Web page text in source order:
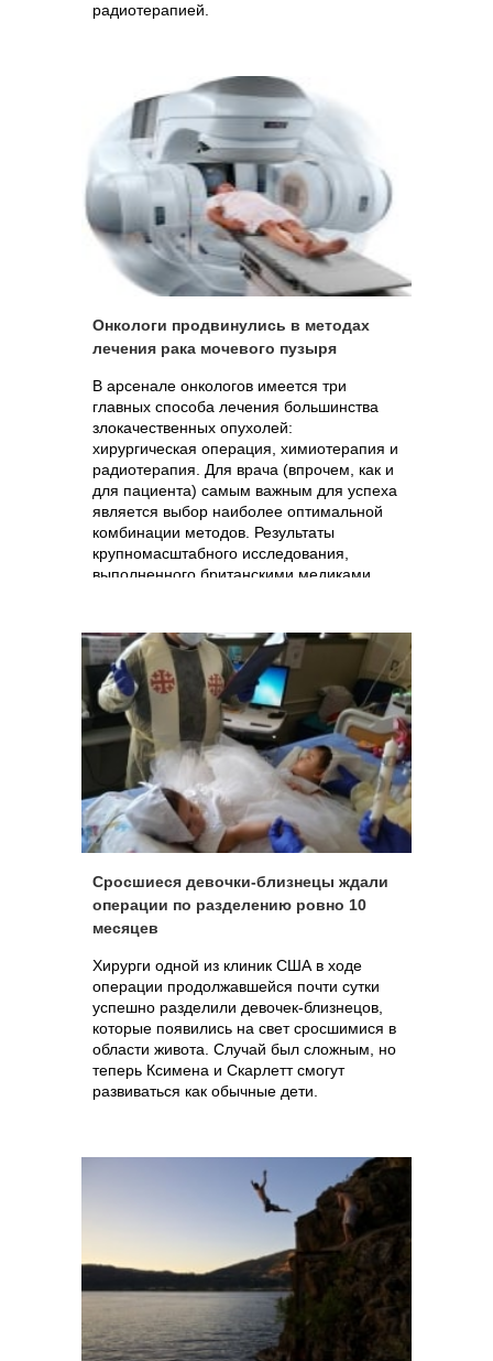
радиотерапией.
Онкологи продвинулись в методах
лечения рака мочевого пузыря
В арсенале онкологов имеется три
главных способа лечения большинства
злокачественных опухолей:
хирургическая операция, химиотерапия и
радиотерапия. Для врача (впрочем, как и
для пациента) самым важным для успеха
является выбор наиболее оптимальной
комбинации методов. Результаты
крупномасштабного исследования,
выполненного британскими медиками,
высокой эффективности сочетания
химиотерапии и лучевой терапии при
лечении рака мочевого пузыря.
Сросшиеся девочки-близнецы ждали
операции по разделению ровно 10
месяцев
Хирурги одной из клиник США в ходе
операции продолжавшейся почти сутки
успешно разделили девочек-близнецов,
которые появились на свет сросшимися в
области живота. Случай был сложным, но
теперь Ксимена и Скарлетт смогут
развиваться как обычные дети.